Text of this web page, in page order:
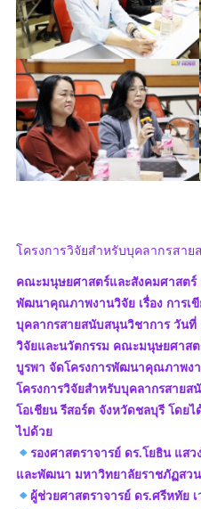
โครงการวิจัยสำหรับบุคลากรสา
คณะมนุษยศาสตร์และสังคมศาสตร์
พัฒนาคุณภาพงานวิจัย เรื่อง การเ
บุคลากรสายสนับสนุนวิชาการ วันที่
วิจัยและนวัตกรรม คณะมนุษยศาส
บูรพา จัดโครงการพัฒนาคุณภาพงา
โครงการวิจัยสำหรับบุคลากรสาย
โอเชียน รีสอร์ต จังหวัดชลบุรี โดย
ไปด้วย
รองศาสตราจารย์ ดร.โยธิน แส
และพัฒนา มหาวิทยาลัยราชภัฏสว
ผู้ช่วยศาสตราจารย์ ดร.ศรีหทัย